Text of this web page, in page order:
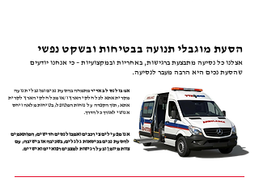
הסעת מוגבלי תנועה בבטיחות ובשקט נפשי
אצלנו כל נסיעה מתבצעת ברגישות, באחריות ובמקצועיות – כי אנחנו יודעים
שהסעת נכים היא הרבה מעבר לנסיעה.
אמבולנס לב אדירמתמחה בהסעת נכים ומוגבלי תנועה
מקרית אתא לכל חלקי הארץ ו/או מכל חלקי הארץ לקרית
אתא , תוך הקפדה על נוחות המטופל, בטיחות מלאה ויחס
אנושי לאורך כל הדרך.
אנו מפעילים צי רכבים ואמבולנסים חדישים, המותאמים
להסעת נכים בכיסאות גלגלים, בשכיבה או בישיבה, עם
צוות מיומן ובעל רגישות למצבים רפואיים ואישיים.